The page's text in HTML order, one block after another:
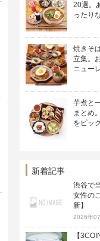
20選。
ったり
焼きそ
立集。
ニュー
芋煮と
まとめ
をピッ
新着記事
渋谷で
女性の
新】
2026年
【